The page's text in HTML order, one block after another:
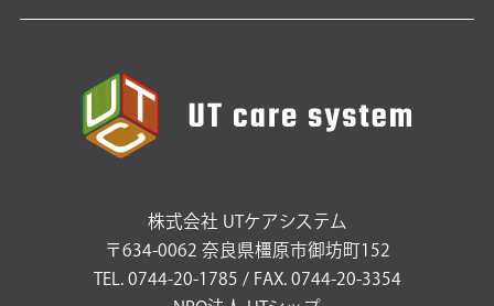
株式会社 UTケアシステム
〒634-0062 奈良県橿原市御坊町152
TEL. 0744-20-1785 / FAX. 0744-20-3354